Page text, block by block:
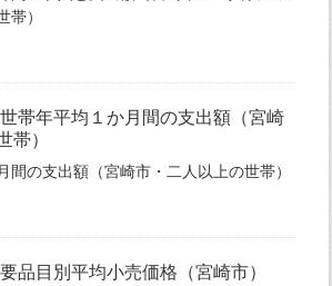
）
帯年平均１か月間の支出額（宮崎
）
間の支出額（宮崎市・二人以上の世帯）
品目別平均小売価格（宮崎市）